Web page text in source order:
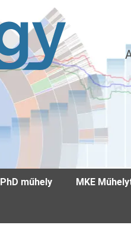
PhD műhely MKE